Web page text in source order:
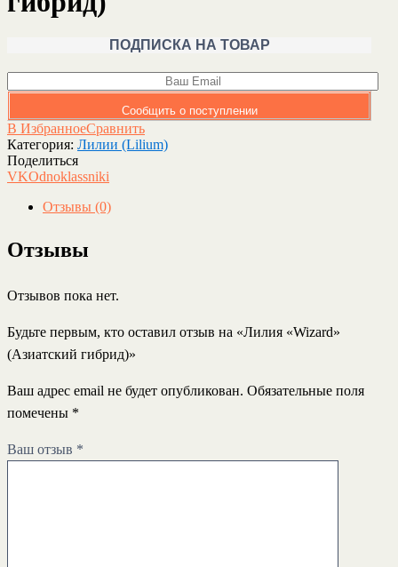
ПОДПИСКА НА ТОВАР
Сообщить о поступлении
В ИзбранноеСравнить
Категория: Лилии (Lilium)
Поделиться
VKOdnoklassniki
Отзывы (0)
Отзывы
Отзывов пока нет.
Будьте первым, кто оставил отзыв на «Лилия «Wizard»
(Азиатский гибрид)»
Ваш адрес email не будет опубликован. Обязательные поля
помечены *
Ваш отзыв *